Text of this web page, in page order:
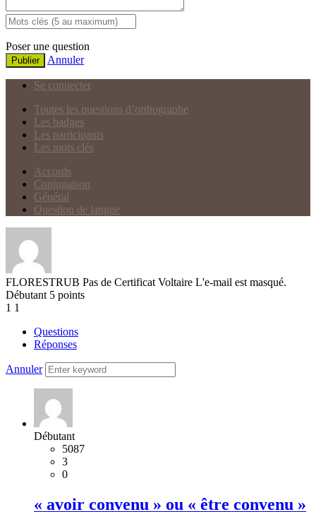
Poser une question
Publier Annuler
Se connecter
Toutes les questions d’orthographe
Les badges
Les participants
Les mots clés
Accords
Conjugaison
Général
Question de langue
FLORESTRUB Pas de Certificat Voltaire L'e-mail est masqué.
Débutant 5 points
1 1
Questions
Réponses
Annuler
Débutant
5087
3
0
« avoir convenu » ou « être convenu »